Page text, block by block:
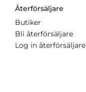
Återförsäljare
Butiker
Bli återförsäljare
Log in återförsäljare